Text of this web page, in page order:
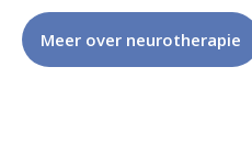
Meer over neurotherapie